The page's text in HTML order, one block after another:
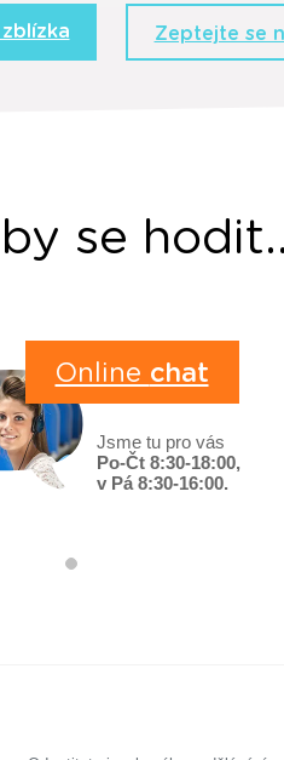
Zeptejte se
se
Online chat
Jsme tu pro vás
Po-Čt 8:30-18:00,
v Pá 8:30-16:00.